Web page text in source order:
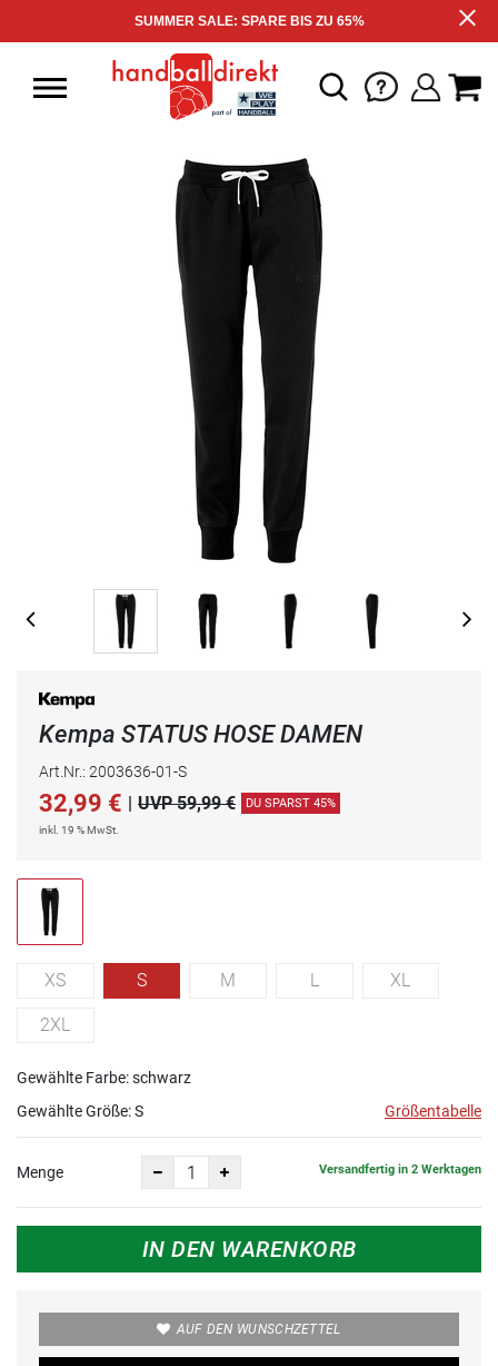
SUMMER SALE: SPARE BIS ZU 65%
Kempa STATUS HOSE DAMEN
Art.Nr.: 2003636-01-S
32,99 € | UVP 59,99 € DU SPARST 45%
inkl. 19 % MwSt.
XS S M L XL
2XL
Gewählte Farbe: schwarz
Gewählte Größe:S Größentabelle
Menge Versandfertig in 2 Werktagen
IN DEN WARENKORB
AUF DEN WUNSCHZETTEL